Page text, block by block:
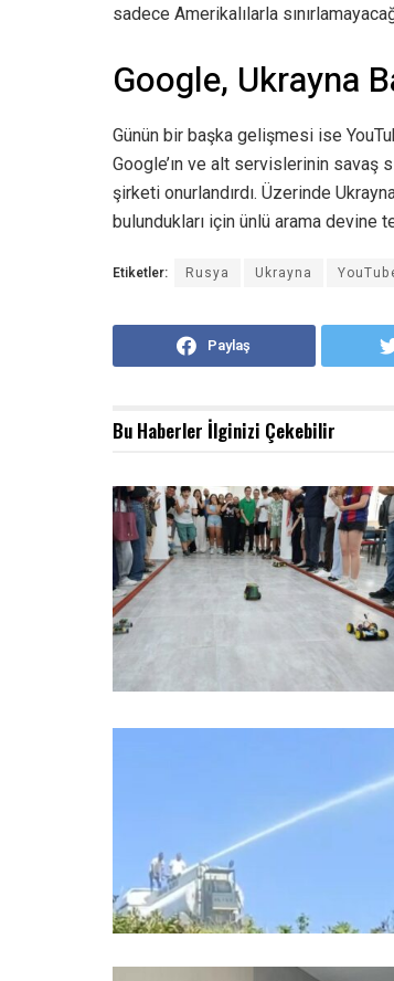
sadece Amerikalılarla
Google, Ukrayna
Günün bir başka gelişmesi ise
Google’ın ve alt servislerinin savaş
şirketi onurlandırdı. Üzerinde
bulundukları için ünlü arama devine
Etiketler: Rusya Ukrayna
Paylaş
Bu Haberler İlginizi Çekebilir